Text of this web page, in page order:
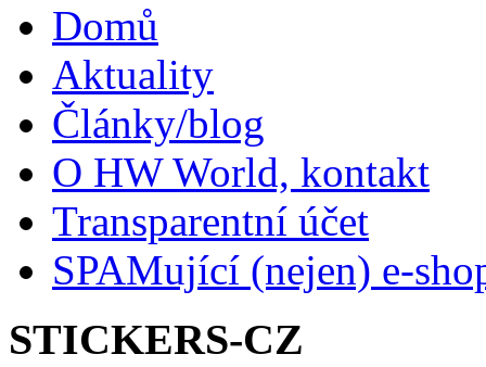
Domů
Aktuality
Články/blog
O HW World, kontakt
Transparentní účet
SPAMující (nejen) e-
STICKERS-CZ